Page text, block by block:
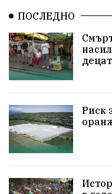
УрсулаФонДерЛайен
ПетърПетров
НародноСъбрание
Сигурност
ПътнаБезопасност
ПОСЛЕДНО
Риск